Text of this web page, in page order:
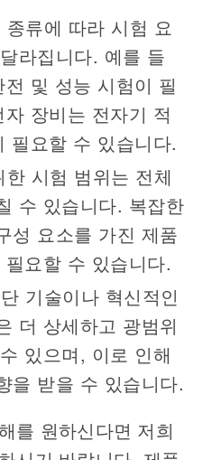
종류에 따라 시험 요
라집니다. 예를 들
및 성능 시험이 필
자 장비는 전자기 적
필요할 수 있습니다.
한 시험 범위는 전체
수 있습니다. 복잡한
성 요소를 가진 제품
요할 수 있습니다.
기술이나 혁신적인
더 상세하고 광범위
있으며, 이로 인해
을 받을 수 있습니다.
를 원하신다면 저희